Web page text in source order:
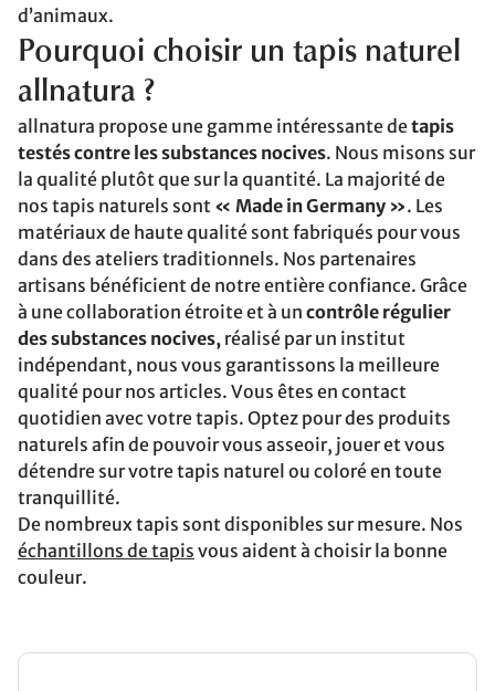
d’animaux.
Pourquoi choisir un tapis naturel
allnatura ?
allnatura propose une gamme intéressante detapis
testés contre les substances nocives. Nous misons sur
la qualité plutôt que sur la quantité. La majorité de
nos tapis naturels sont « Made in Germany ». Les
matériaux de haute qualité sont fabriqués pour vous
dans des ateliers traditionnels. Nos partenaires
artisans bénéficient de notre entière confiance. Grâce
à une collaboration étroite et à un contrôle régulier
des substances nocives, réalisé par un institut
indépendant, nous vous garantissons la meilleure
qualité pour nos articles. Vous êtes en contact
quotidien avec votre tapis. Optez pour des produits
naturels afin de pouvoir vous asseoir, jouer et vous
détendre sur votre tapis naturel ou coloré en toute
tranquillité.
De nombreux tapis sont disponibles sur mesure. Nos
échantillons de tapis vous aident à choisir la bonne
couleur.